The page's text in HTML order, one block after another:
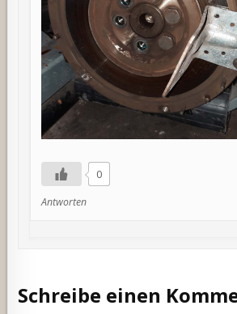
0
Antworten
Schreibe einen